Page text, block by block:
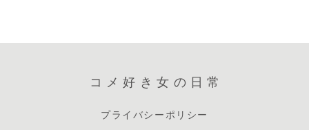
コメ好き女の日常
プライバシーポリシー